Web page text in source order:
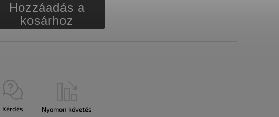
Hozzáadás a
kosárhoz
Kérdés Nyomon követés